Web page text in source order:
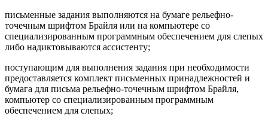
письменные задания выполняются на бумаге рельефно-
точечным шрифтом Брайля или на компьютере со
специализированным программным обеспечением для слепых
либо надиктовываются ассистенту;
поступающим для выполнения задания при необходимости
предоставляется комплект письменных принадлежностей и
бумага для письма рельефно-точечным шрифтом Брайля,
компьютер со специализированным программным
обеспечением для слепых;